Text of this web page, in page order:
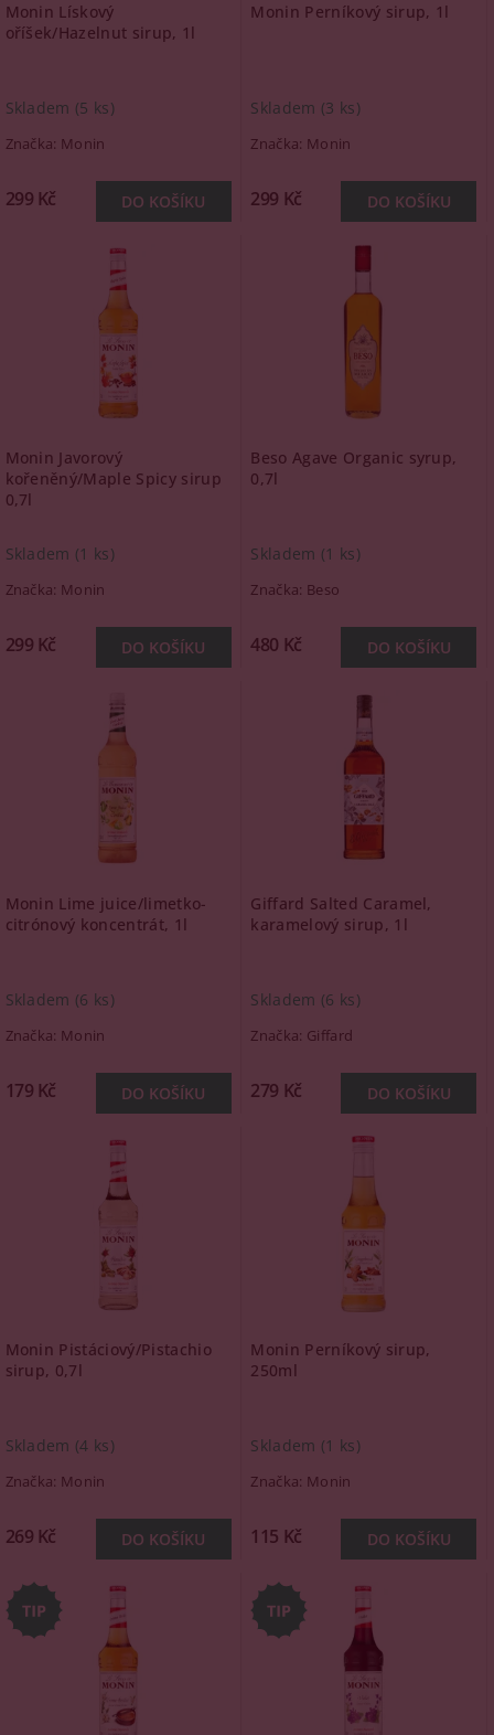
Monin Lískový
oříšek/Hazelnut sirup, 1l
Skladem (5 ks)
Značka: Monin
299 Kč
Monin Perníkový sirup, 1l
Skladem (3 ks)
Značka: Monin
299 Kč
Monin Javorový
kořeněný/Maple Spicy sirup
0,7l
Skladem (1 ks)
Značka: Monin
299 Kč
Beso Agave Organic syrup,
0,7l
Skladem (1 ks)
Značka: Beso
480 Kč
Monin Lime juice/limetko-
citrónový koncentrát, 1l
Skladem (6 ks)
Značka: Monin
179 Kč
Giffard Salted Caramel,
karamelový sirup, 1l
Skladem (6 ks)
Značka: Giffard
279 Kč
Monin Pistáciový/Pistachio
sirup, 0,7l
Skladem (4 ks)
Značka: Monin
269 Kč
Monin Perníkový sirup,
250ml
Skladem (1 ks)
Značka: Monin
115 Kč